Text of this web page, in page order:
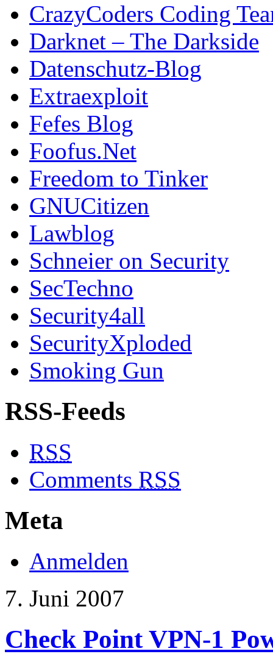
CrazyCoders Coding
Darknet – The Darkside
Datenschutz-Blog
Extraexploit
Fefes Blog
Foofus.Net
Freedom to Tinker
GNUCitizen
Lawblog
Schneier on Security
SecTechno
Security4all
SecurityXploded
Smoking Gun
RSS-Feeds
RSS
Comments RSS
Meta
Anmelden
7. Juni 2007
Check Point VPN-1